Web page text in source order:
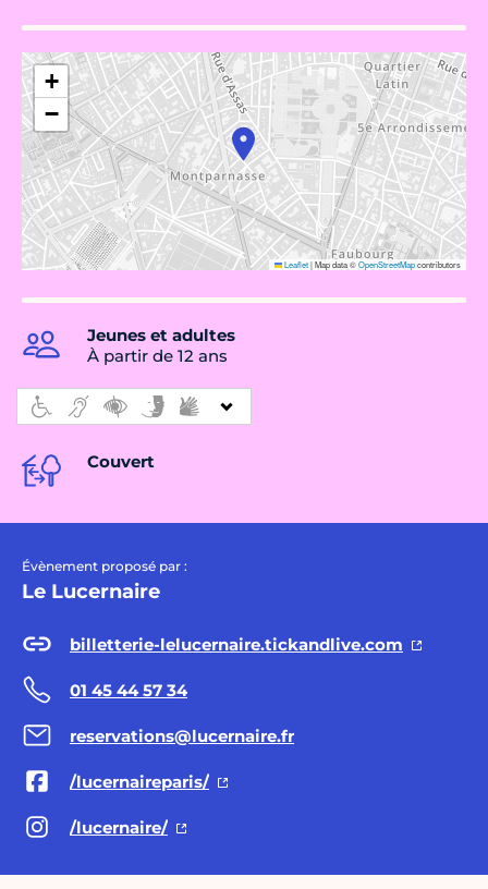
+
−
Leaflet|Map data ©OpenStreetMapcontributors
Jeunes et adultes
À partir de 12 ans
Couvert
Évènement proposé par :
Le Lucernaire
billetterie-lelucernaire.tickandlive.com
01 45 44 57 34
reservations@lucernaire.fr
/lucernaireparis/
/lucernaire/